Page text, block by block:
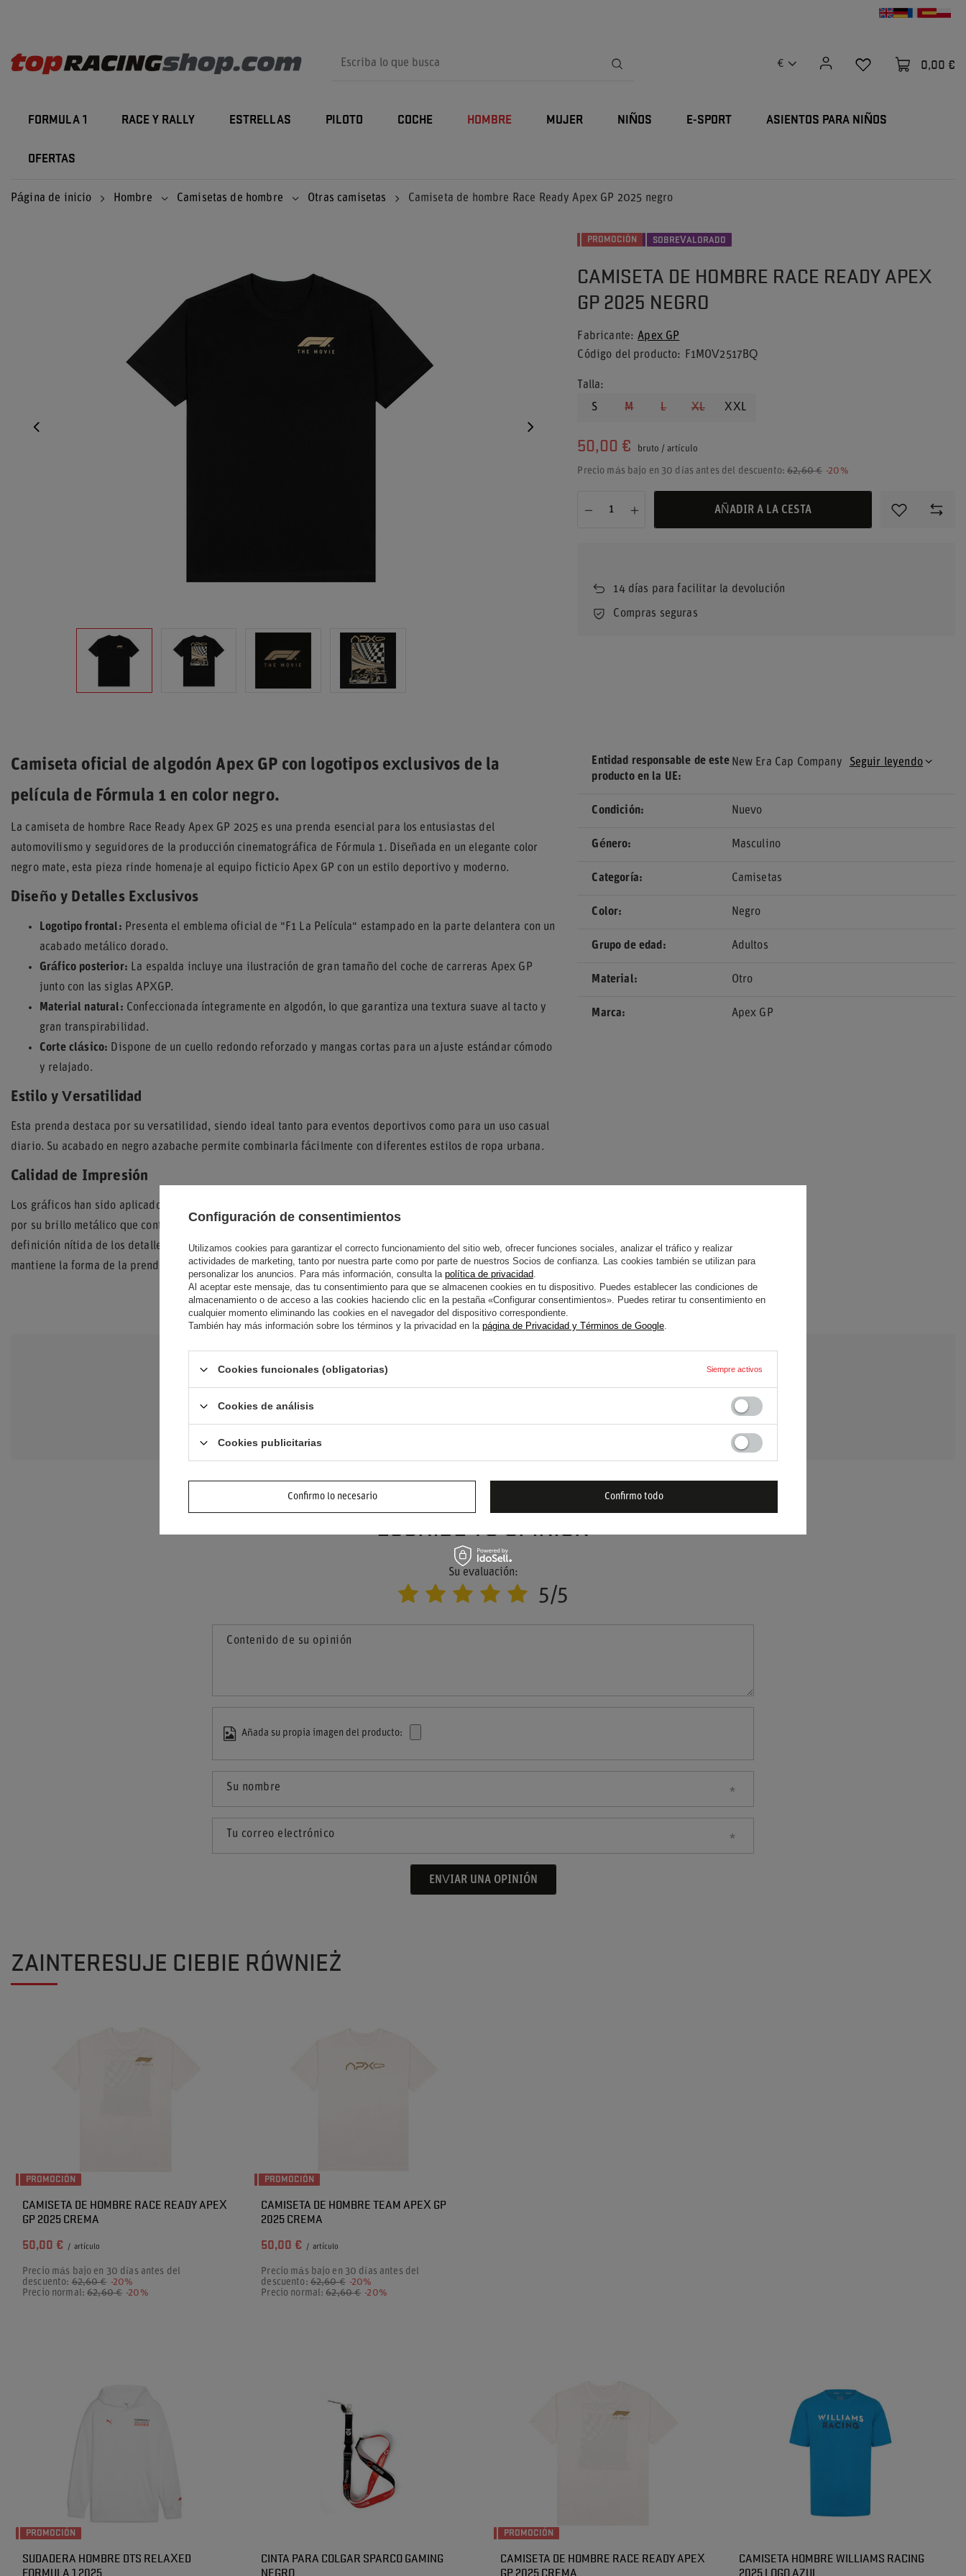
€ 0,00 €
FORMULA 1 RACE Y RALLY ESTRELLAS PILOTO COCHE HOMBRE MUJER NIÑOS E-SPORT ASIENTOS PARA NIÑOS
OFERTAS
Página de inicio Hombre Camisetas de hombre Otras camisetas Camiseta de hombre Race Ready Apex GP 2025 negro
PROMOCIÓN SOBREVALORADO
CAMISETA DE HOMBRE RACE READY APEX
GP 2025 NEGRO
Fabricante
Apex GP
Código del producto
F1MOV2517BQ
Talla
S
M L XL XXL
50,00 € bruto /artículo
Precio más bajo en 30 días antes del descuento:62,60 € -20%
AÑADIR A LA CESTA
14días para facilitar la devolución
Compras seguras
Camiseta oficial de algodón Apex GP con logotipos exclusivos de la
película de Fórmula 1 en color negro.
La camiseta de hombre Race Ready Apex GP 2025 es una prenda esencial para los entusiastas del
automovilismo y seguidores de la producción cinematográfica de Fórmula 1. Diseñada en un elegante color
negro mate, esta pieza rinde homenaje al equipo ficticio Apex GP con un estilo deportivo y moderno.
Diseño y Detalles Exclusivos
Logotipo frontal: Presenta el emblema oficial de "F1 La Película" estampado en la parte delantera con un
acabado metálico dorado.
Gráfico posterior: La espalda incluye una ilustración de gran tamaño del coche de carreras Apex GP
junto con las siglas APXGP.
Material natural: Confeccionada íntegramente en algodón, lo que garantiza una textura suave al tacto y
gran transpirabilidad.
Corte clásico: Dispone de un cuello redondo reforzado y mangas cortas para un ajuste estándar cómodo
y relajado.
Estilo y Versatilidad
Esta prenda destaca por su versatilidad, siendo ideal tanto para eventos deportivos como para un uso casual
diario. Su acabado en negro azabache permite combinarla fácilmente con diferentes estilos de ropa urbana.
Calidad de Impresión
Los gráficos han sido aplicados mediante técnicas de serigrafía de alta calidad. El logotipo frontal destaca
por su brillo metálico que contrasta con el tejido mate, mientras que el gráfico trasero mantiene una
definición nítida de los detalles del monoplaza.El tejido de algodónproporciona una caída natural que
mantiene la forma de la prenda tras el uso continuado.
Entidad responsable de este
producto en la UE
New Era Cap Company Seguir leyendo
Condición Nuevo
Género Masculino
Categoría Camisetas
Color Negro
Grupo de edad Adultos
Material Otro
Marca Apex GP
NECESITO AYUDA? TIENE PREGUNTAS?
Haz tu pregunta y te responderemos inmediatamente, publicando las
ESCRIBE TU OPINIÓN
Su evaluación:
5/5
Contenido de su opinión
Añada su propia imagen del producto:
Su nombre
Tu correo electrónico
ENVIAR UNA OPINIÓN
ZAINTERESUJE CIEBIE RÓWNIEŻ
PROMOCIÓN
CAMISETA DE HOMBRE RACE READY APEX
GP 2025 CREMA
50,00 € / artículo
Precio más bajo en 30 días antes del
descuento:62,60 € -20%
Precio normal:62,60 € -20%
PROMOCIÓN
CAMISETA DE HOMBRE TEAM APEX GP
2025 CREMA
50,00 € / artículo
Precio más bajo en 30 días antes del
descuento: 62,60 € -20%
Precio normal:62,60 € -20%
PROMOCIÓN
SUDADERA HOMBRE DTS RELAXED
FORMULA 1 2025
CINTA PARA COLGAR SPARCO GAMING
NEGRO
PROMOCIÓN
CAMISETA DE HOMBRE RACE READY APEX
GP 2025 CREMA
CAMISETA HOMBRE WILLIAMS RACING
2025 LOGO AZUL
Configuración de consentimientos
Utilizamos cookies para garantizar el correcto funcionamiento del sitio web, ofrecer funciones sociales, analizar el tráfico y realizar
actividades de marketing, tanto por nuestra parte como por parte de nuestros Socios de confianza. Las cookies también se utilizan para
personalizar los anuncios. Para más información, consulta la política de privacidad.
Al aceptar este mensaje, das tu consentimiento para que se almacenen cookies en tu dispositivo. Puedes establecer las condiciones de
almacenamiento o de acceso a las cookies haciendo clic en la pestaña «Configurar consentimientos». Puedes retirar tu consentimiento en
cualquier momento eliminando las cookies en el navegador del dispositivo correspondiente.
También hay más información sobre los términos y la privacidad en la página de Privacidad y Términos de Google.
Cookies funcionales (obligatorias) Siempre activos
Cookies de análisis
Cookies publicitarias
Confirmo lo necesario Confirmo todo